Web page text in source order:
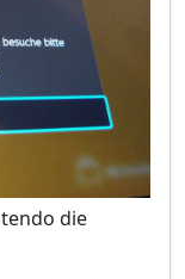
die